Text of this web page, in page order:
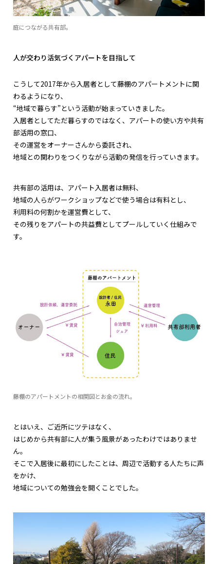
庭につながる共有部。
人が交わり活気づくアパートを目指して
こうして2017年から入居者として藤棚のアパートメントに関
わるようになり、
“地域で暮らす”という活動が始まっていきました。
入居者としてただ暮らすのではなく、アパートの使い方や共有
部活用の窓口、
その運営をオーナーさんから委託され、
地域との関わりをつくりながら活動の発信を行っていきます。
共有部の活用は、アパート入居者は無料、
地域の人らがワークショップなどで使う場合は有料とし、
利用料の何割かを運営費として、
その残りをアパートの共益費としてプールしていく仕組みで
す。
藤棚のアパートメントの相関図とお金の流れ。
とはいえ、ご近所にツテはなく、
はじめから共有部に人が集う風景があったわけではありませ
ん。
そこで入居後に最初にしたことは、周辺で活動する人たちに声
をかけ、
地域についての勉強会を開くことでした。